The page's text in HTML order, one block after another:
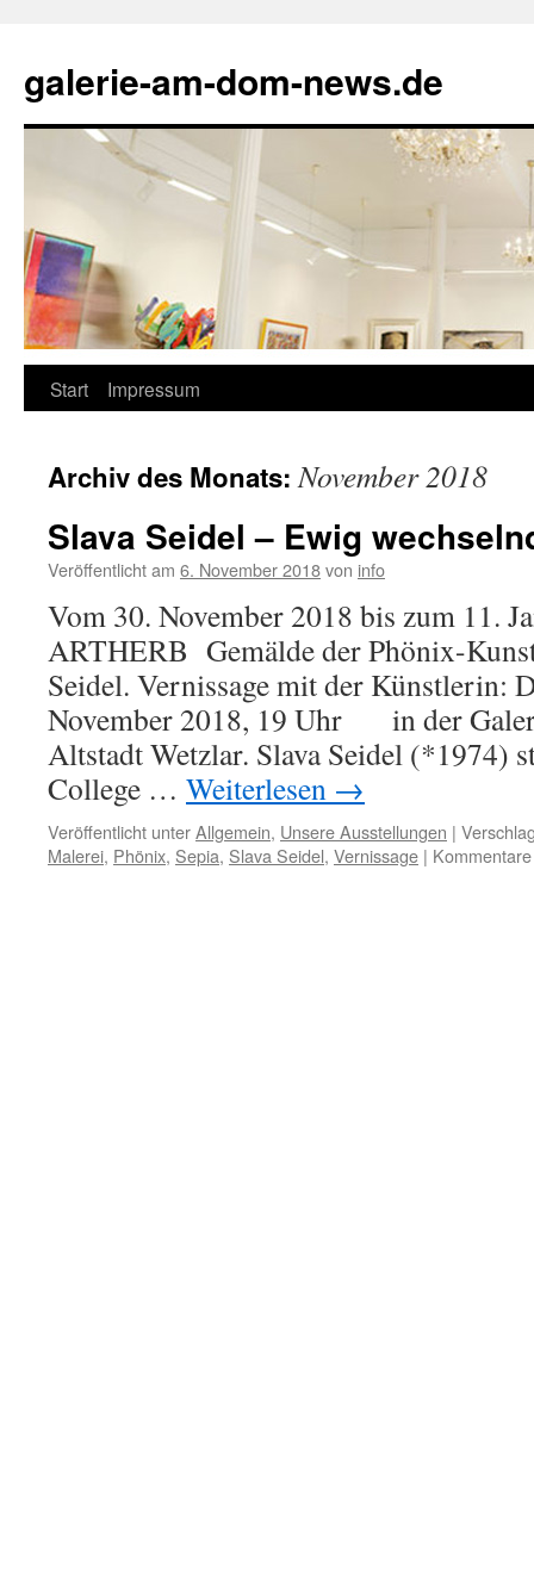
springen
galerie-am-dom-news.de
Start Impressum
Archiv des Monats:November 2018
Slava Seidel – Ewig
Veröffentlicht am 6. November 2018von info
Vom 30. November 2018 bis zum 11.
ARTHERB Gemälde der Phönix-
Seidel. Vernissage mit der Künstlerin:
November 2018, 19 Uhr in der
Altstadt Wetzlar. Slava Seidel (*1974)
College … Weiterlesen →
Veröffentlicht unterAllgemein, Unsere Ausstellungen |
Malerei, Phönix, Sepia, Slava Seidel, Vernissage |